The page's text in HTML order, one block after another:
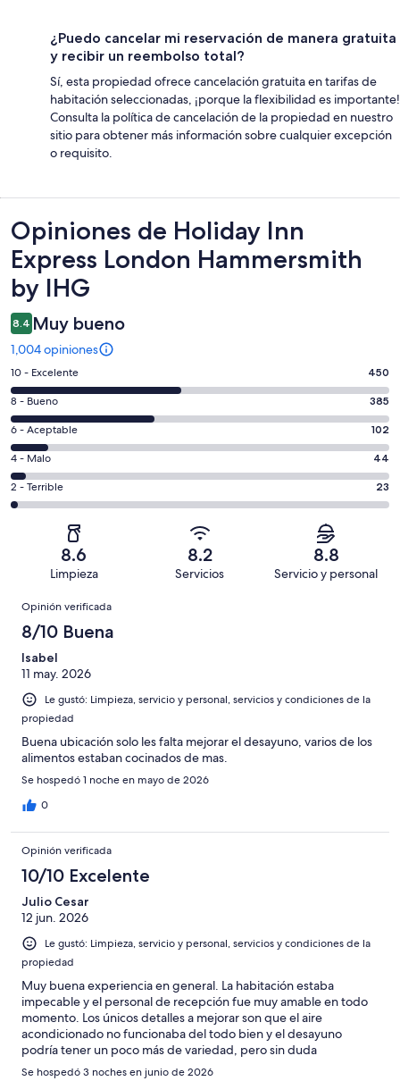
¿Puedo cancelar mi reservación de manera gratuita
y recibir un reembolso total?
Sí, esta propiedad ofrece cancelación gratuita en tarifas de
habitación seleccionadas, ¡porque la flexibilidad es importante!
Consulta la política de cancelación de la propiedad en nuestro
sitio para obtener más información sobre cualquier excepción
o requisito.
Opiniones
Opiniones de Holiday Inn
Express London Hammersmith
by IHG
8.4 Muy bueno
1,004 opiniones
Puntuación
de
10,
es
decir,
Excelente.
Basada
en
opiniones
10 - Excelente 450
Puntuación
de
8,
es
decir,
Bueno.
opiniones
8 - Bueno 385
Puntuación
de
6,
es
decir,
Aceptable.
de
1004
opiniones
6 - Aceptable 102
Puntuación
de
4,
Basada
44
de
opiniones
4 - Malo 44
Puntuación
de
Terrible.
Basada
23
de
1004
opiniones
2 - Terrible 23
8.6
Limpieza
8.2
Servicios
8.8
Servicio y personal
Opiniones
Opinión verificada
8/10 Buena
Isabel
11 may. 2026
Le gustó: Limpieza, servicio y personal, servicios y condiciones de la
propiedad
Buena ubicación solo les falta mejorar el desayuno, varios de los
alimentos estaban cocinados de mas.
Se hospedó 1 noche en mayo de 2026
0
Opinión verificada
10/10 Excelente
Julio Cesar
12 jun. 2026
Le gustó: Limpieza, servicio y personal, servicios y condiciones de la
propiedad
Muy buena experiencia en general. La habitación estaba
impecable y el personal de recepción fue muy amable en todo
momento. Los únicos detalles a mejorar son que el aire
acondicionado no funcionaba del todo bien y el desayuno
podría tener un poco más de variedad, pero sin duda
regresaría.
Se hospedó 3 noches en junio de 2026